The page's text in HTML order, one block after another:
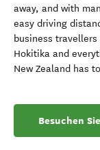
away, and with
easy driving
business
Hokitika and
New Zealand has
Besuchen